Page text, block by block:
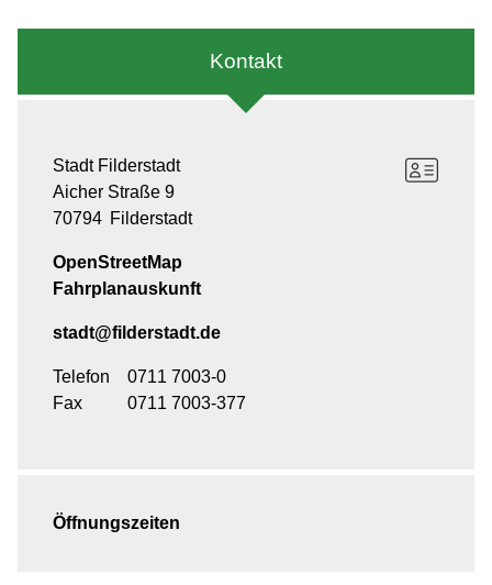
Kontakt
Stadt Filderstadt
Aicher Straße 9
70794 Filderstadt
OpenStreetMap
Fahrplanauskunft
stadt@filderstadt.de
Telefon
0711 7003-0
Fax
0711 7003-377
Öffnungszeiten